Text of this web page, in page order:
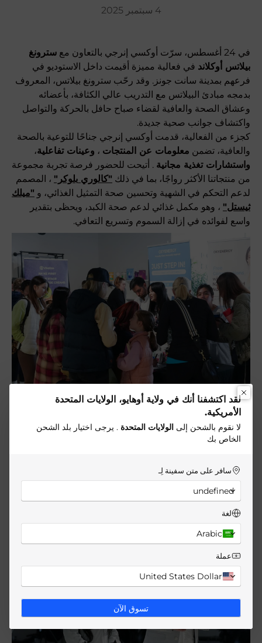
4 سبتمبر 2025
في 24 أغسطس، سرّت أوكسي إنرجي بالتعاون مع
سترونغ
بيلاتس أوكلاند في فعالية مميزة أقيمت داخل الاستوديو في
فرعهم بمدينة سانت جونز. وقد رحّب سترونغ بيلاتس، المعروف
بدمجه مبادئ البيلاتس مع التدريب عالي الكثافة، بأعضائه
وعشاق الصحة والعافية لقضاء صباح حافل بالحركة والتواصل
واكتشاف جوانب صحية جديدة.
كجزء من الفعالية، قدمت أوكسي إنرجي جناحًا للتوعية بالصحة
والعافية، تضمن معلومات عن المنتجات ، وعينات تفاعلية،
واستشارات تغذية مجانية . أتيحت للحضور فرصة تجربة مجموعة
من منتجاتنا الأكثر رواجًا، بما في ذلك "كالوري بلوكر" ، المصمم
لدعم التحكم في الشهية وتحسين صحة التمثيل الغذائي، و "ميلك
ثيستل" ، وهو مكمل غذائي لدعم صحة الكبد، ويحظى بتقدير
واسع لفوائده في إزالة السموم وتسريع التعافي.
خلال عرض تقديمي موجز، عرّف فريق أوكسي إنرجي بفلسفة
ودُعي الحضور للتعرف أكثر على مكونات مكملات أوكسي
إنرجي وفوائدها واستخداماتها، حيث أبدى الكثيرون اهتماماً كبيراً
بالمنتجات المصممة خصيصاً لصحة المرأة وأسلوب حياتها
النشط.
لقد اكتشفنا أنك في ولاية أوهايو، الولايات المتحدة
الأمريكية.
لا نقوم بالشحن إلى الولايات المتحدة . يرجى اختيار بلد الشحن
الخاص بك
سافر على متن سفينة لِـ
undefined
لغة
Arabic
عملة
United States Dollar
تسوق الآن